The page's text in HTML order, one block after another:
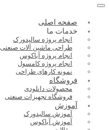
صفحه اصلی
خدمات ما
انجام پروژه سالیدورک
طراحی ماشین آلات صنعتی
انجام پروژه آباکوس
انجام پروژه کامسول
نمونه کارهای طراحی
فروشگاه
محصولات دانلودی
فروشگاه تجهیزات صنعتی
آموزش
آموزش سالیدورک
آموزش آباکوس